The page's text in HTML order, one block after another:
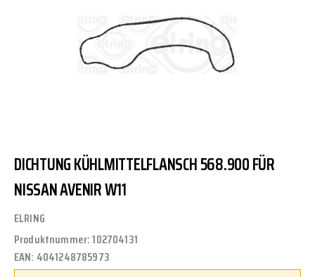
DICHTUNG KÜHLMITTELFLANSCH 568.900 FÜR
NISSAN AVENIR W11
ELRING
Produktnummer:102704131
EAN: 4041248785973